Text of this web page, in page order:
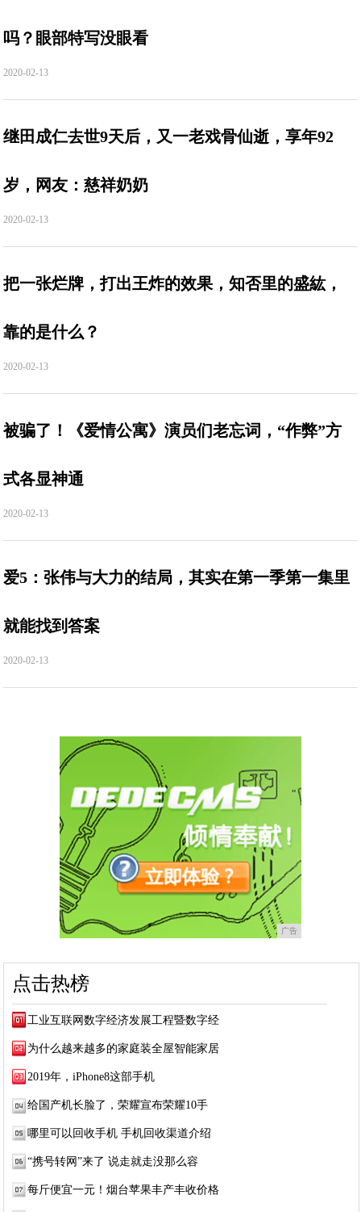
吗？眼部特写没眼看
2020-02-13
继田成仁去世9天后，又一老戏骨仙逝，享年92
岁，网友：慈祥奶奶
2020-02-13
把一张烂牌，打出王炸的效果，知否里的盛紘，
靠的是什么？
2020-02-13
被骗了！《爱情公寓》演员们老忘词，“作弊”方
式各显神通
2020-02-13
爱5：张伟与大力的结局，其实在第一季第一集里
就能找到答案
2020-02-13
广告
点击热榜
工业互联网数字经济发展工程暨数字经
为什么越来越多的家庭装全屋智能家居
2019年，iPhone8这部手机
给国产机长脸了，荣耀宣布荣耀10手
哪里可以回收手机 手机回收渠道介绍
“携号转网”来了 说走就走没那么容
每斤便宜一元！烟台苹果丰产丰收价格